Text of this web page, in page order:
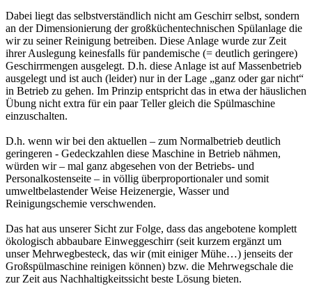
Dabei liegt das selbstverständlich nicht am Geschirr selbst, sondern
an der Dimensionierung der großküchentechnischen Spülanlage die
wir zu seiner Reinigung betreiben. Diese Anlage wurde zur Zeit
ihrer Auslegung keinesfalls für pandemische (= deutlich geringere)
Geschirrmengen ausgelegt. D.h. diese Anlage ist auf Massenbetrieb
ausgelegt und ist auch (leider) nur in der Lage „ganz oder gar nicht“
in Betrieb zu gehen. Im Prinzip entspricht das in etwa der häuslichen
Übung nicht extra für ein paar Teller gleich die Spülmaschine
einzuschalten.
D.h. wenn wir bei den aktuellen – zum Normalbetrieb deutlich
geringeren - Gedeckzahlen diese Maschine in Betrieb nähmen,
würden wir – mal ganz abgesehen von der Betriebs- und
Personalkostenseite – in völlig überproportionaler und somit
umweltbelastender Weise Heizenergie, Wasser und
Reinigungschemie verschwenden.
Das hat aus unserer Sicht zur Folge, dass das angebotene komplett
ökologisch abbaubare Einweggeschirr (seit kurzem ergänzt um
unser Mehrwegbesteck, das wir (mit einiger Mühe…) jenseits der
Großspülmaschine reinigen können) bzw. die Mehrwegschale die
zur Zeit aus Nachhaltigkeitssicht beste Lösung bieten.